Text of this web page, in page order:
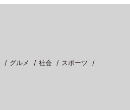
グルメ 社会
スポーツ